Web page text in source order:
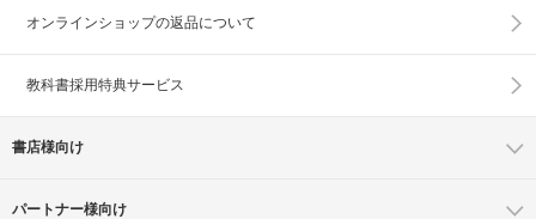
オンラインショップの返品について
教科書採用特典サービス
書店様向け
パートナー様向け